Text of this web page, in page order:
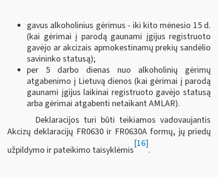
gavus alkoholinius gėrimus - iki kito mėnesio 15 d.
(kai gėrimai į parodą gaunami įgijus registruoto
gavėjo ar akcizais apmokestinamų prekių sandėlio
savininko statusą);
per 5 darbo dienas nuo alkoholinių gėrimų
atgabenimo į Lietuvą dienos (kai gėrimai į parodą
gaunami įgijus laikinai registruoto gavėjo statusą
arba gėrimai atgabenti netaikant AMLAR).
Deklaracijos turi būti teikiamos vadovaujantis
Akcizų deklaracijų FR0630 ir FR0630A formų, jų priedų
užpildymo ir pateikimo taisyklėmis
[16]
.